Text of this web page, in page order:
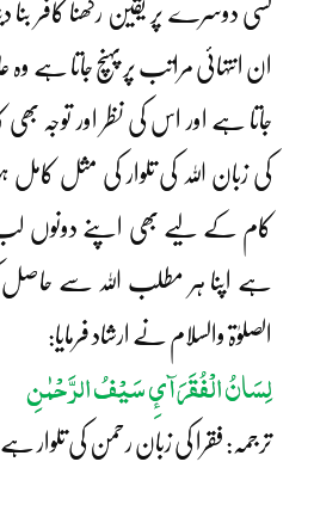
کسی دوسرے پر یقین رکھنا کافر
ان انتہائی مراتب پر پہنچ جاتا ہے
جاتا ہے اور اس کی نظر اور توجہ
کی زبان اللہ کی تلوار کی مثل
کام کے لیے بھی اپنے دونوں لب
ہے اپنا ہر مطلب اللہ سے حاصل
الصلوٰۃ والسلام نے ارشاد فرمایا:
لِسَانُ الْفُقَرَآئِ سَیْفُ الرَّحْمٰنِ
ترجمہ: فقرا کی زبان رحمن کی تلوار